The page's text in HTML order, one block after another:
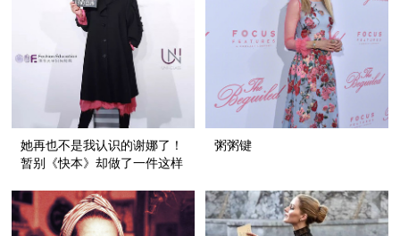
她再也不是我认识的谢娜了！
暂别《快本》却做了一件这样
粥粥键